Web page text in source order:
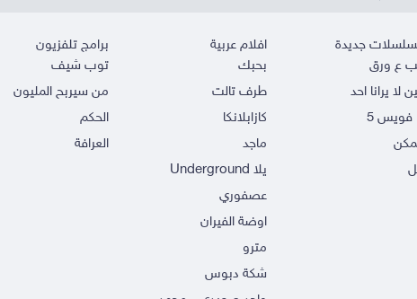
جديدة
ع ورق
لا يرانا احد
فويس 5
افلام عربية
بحبك
طرف تالت
كازابلانكا
ماجد
يلا Underground
عصفوري
اوضة الفيران
مترو
شكة دبوس
برامج تلفزيون
توب شيف
من سيربح المليون
الحكم
العرافة